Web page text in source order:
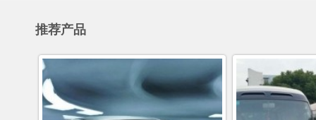
推荐产品